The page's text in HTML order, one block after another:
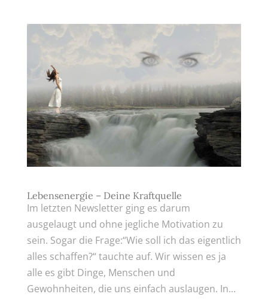
Lebensenergie – Deine Kraftquelle
Im letzten Newsletter ging es darum
ausgelaugt und ohne jegliche Motivation zu
sein. Sogar die Frage:“Wie soll ich das eigentlich
alles schaffen?“ tauchte auf. Wir wissen es ja
alle es gibt Dinge, Menschen und
Gewohnheiten, die uns einfach auslaugen. In...